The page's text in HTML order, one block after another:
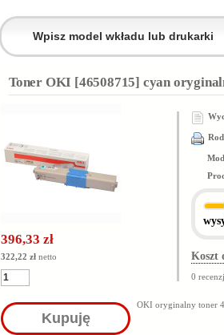
Toner OKI [46508715] cyan
396,33 zł
322,22 zł netto
Kupuję
Koszt
0
OKI oryginalny toner